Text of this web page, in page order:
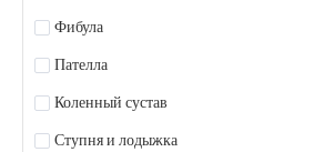
Фибула
Пателла
Коленный сустав
Ступня и лодыжка